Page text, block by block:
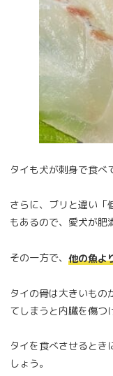
タイも犬が刺身で食べ
さらに、ブリと違い「
もあるので、愛犬が肥
その一方で、 他の魚よ
タイの骨は大きいもの
てしまうと内臓を傷つ
タイを食べさせるとき
しょう。